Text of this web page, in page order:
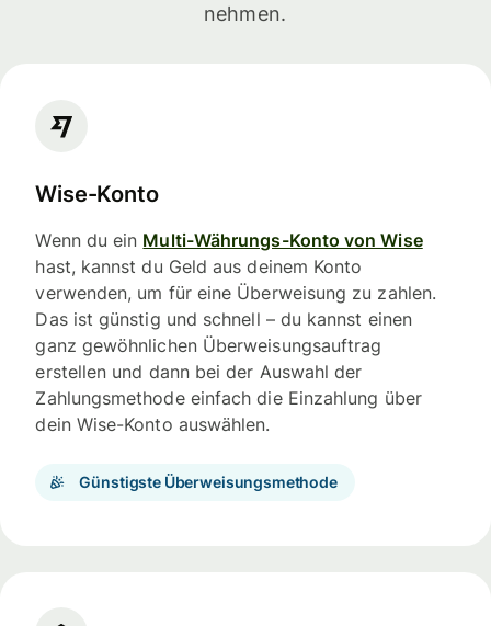
nehmen.
Wise-Konto
Wenn du ein Multi-Währungs-Konto von Wise
hast, kannst du Geld aus deinem Konto
verwenden, um für eine Überweisung zu zahlen.
Das ist günstig und schnell – du kannst einen
ganz gewöhnlichen Überweisungsauftrag
erstellen und dann bei der Auswahl der
Zahlungsmethode einfach die Einzahlung über
dein Wise-Konto auswählen.
Günstigste Überweisungsmethode